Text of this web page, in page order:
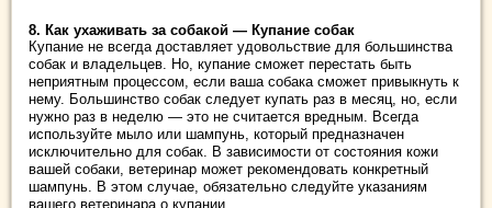
8. Как ухаживать за собакой — Купание собак
Купание не всегда доставляет удовольствие для большинства
собак и владельцев. Но, купание сможет перестать быть
неприятным процессом, если ваша собака сможет привыкнуть к
нему. Большинство собак следует купать раз в месяц, но, если
нужно раз в неделю — это не считается вредным. Всегда
используйте мыло или шампунь, который предназначен
исключительно для собак. В зависимости от состояния кожи
вашей собаки, ветеринар может рекомендовать конкретный
шампунь. В этом случае, обязательно следуйте указаниям
вашего ветеринара о купании.